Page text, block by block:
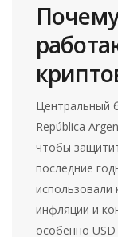
Центральный
República
чтобы
последние
инфляции и
особенно